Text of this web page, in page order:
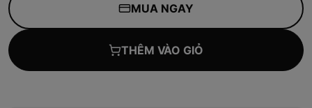
MUA NGAY
THÊM VÀO GIỎ